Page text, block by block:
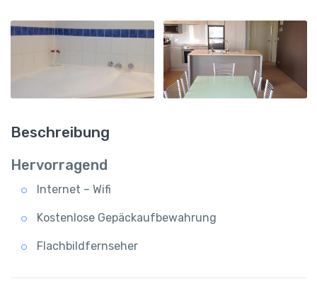
Beschreibung
Hervorragend
Internet – Wifi
Kostenlose Gepäckaufbewahrung
Flachbildfernseher